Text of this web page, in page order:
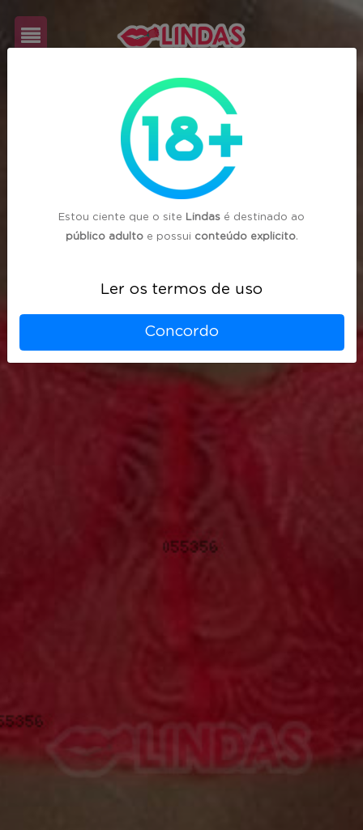
Estou ciente que o site Lindas é destinado ao
público adultoe possui conteúdo explicito.
Ler os termos de uso
Concordo